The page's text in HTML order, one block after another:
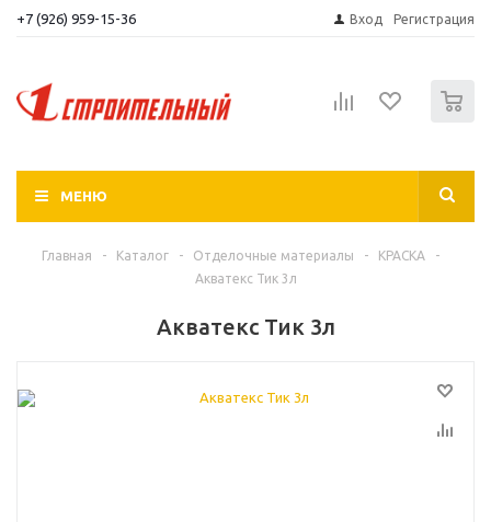
+7 (926) 959-15-36 Вход Регистрация
МЕНЮ
Главная - Каталог - Отделочные материалы - КРАСКА
-
Акватекс Тик 3л
Акватекс Тик 3л